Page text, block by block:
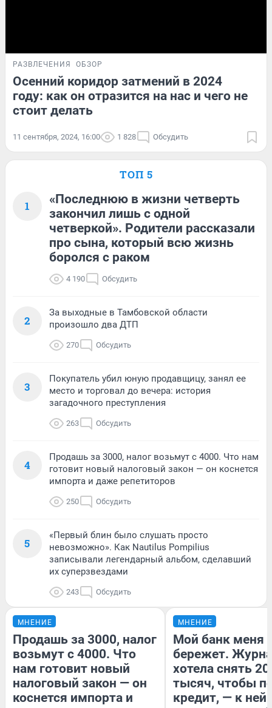
РАЗВЛЕЧЕНИЯ ОБЗОР
Осенний коридор затмений в 2024
году: как он отразится на нас и чего не
стоит делать
11 сентября, 2024, 16:00 1 828 Обсудить
ТОП 5
1
«Последнюю в жизни четверть
закончил лишь с одной
четверкой». Родители рассказали
про сына, который всю жизнь
боролся с раком
4 190 Обсудить
2
За выходные в Тамбовской области
произошло два ДТП
270 Обсудить
3
Покупатель убил юную продавщицу, занял ее
место и торговал до вечера: история
загадочного преступления
263 Обсудить
4
Продашь за 3000, налог возьмут с 4000. Что нам
готовит новый налоговый закон — он коснется
импорта и даже репетиторов
250 Обсудить
5
«Первый блин было слушать просто
невозможно». Как Nautilus Pompilius
записывали легендарный альбом, сделавший
их суперзвездами
243 Обсудить
МНЕНИЕ
Продашь за 3000, налог
возьмут с 4000. Что
нам готовит новый
налоговый закон — он
коснется импорта и
МНЕНИЕ
Мой банк меня
бережет.
хотела снять
тысяч, чтобы
кредит, — к